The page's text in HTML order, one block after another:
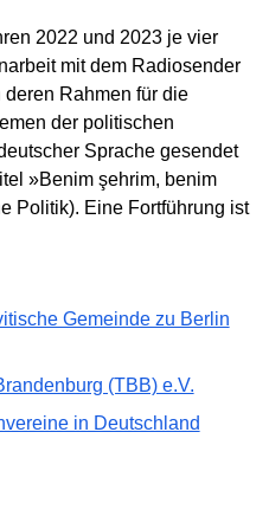
2022 und 2023 je vier
mit dem Radiosender
deren Rahmen für die
der politischen
Sprache gesendet
»Benim şehrim, benim
Politik). Eine Fortführung ist
Gemeinde zu Berlin
(TBB) e.V.
in Deutschland